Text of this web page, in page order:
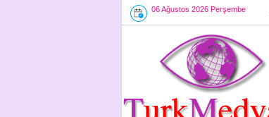
06 Ağustos 2026 Perşembe